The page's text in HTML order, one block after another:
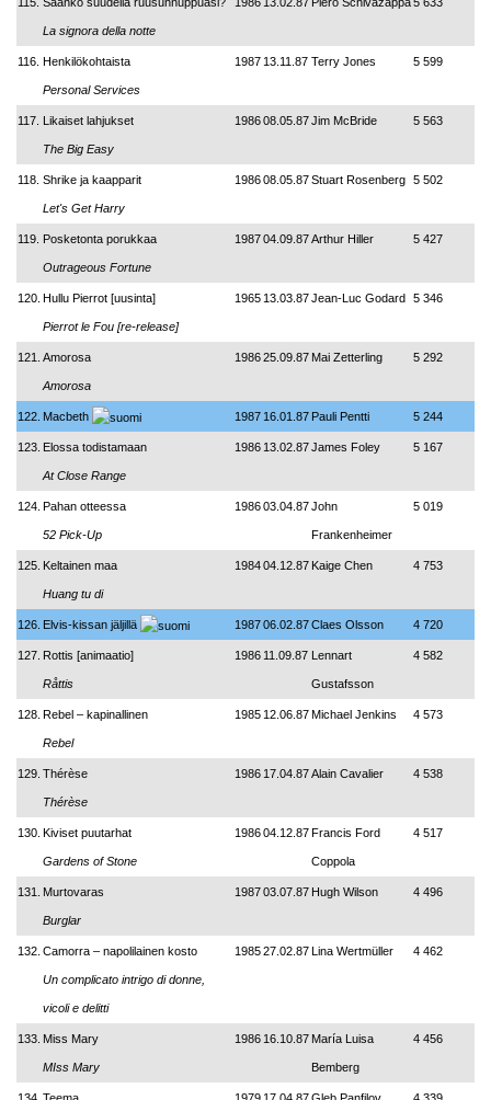
La signora della notte
116. Henkilökohtaista
Personal Services
1987 13.11.87 Terry Jones 5 599
117. Likaiset lahjukset
The Big Easy
198608.05.87Jim McBride 5 563
118. Shrike ja kaapparit
Let's Get Harry
198608.05.87Stuart Rosenberg 5 502
119. Posketonta porukkaa
Outrageous Fortune
198704.09.87Arthur Hiller 5 427
120. Hullu Pierrot [uusinta]
Pierrot le Fou [re-release]
1965 13.03.87Jean-Luc Godard 5 346
121. Amorosa
Amorosa
198625.09.87 Mai Zetterling 5 292
122. Macbeth 1987 16.01.87 Pauli Pentti 5 244
123. Elossa todistamaan
At Close Range
1986 13.02.87James Foley 5 167
124. Pahan otteessa
52 Pick-Up
198603.04.87John
Frankenheimer
5 019
125. Keltainen maa
Huang tu di
198404.12.87 Kaige Chen 4 753
126. Elvis-kissan jäljillä 198706.02.87Claes Olsson 4 720
127. Rottis [animaatio]
Råttis
1986 11.09.87 Lennart
Gustafsson
4 582
128. Rebel – kapinallinen
Rebel
1985 12.06.87Michael Jenkins 4 573
129. Thérèse
Thérèse
1986 17.04.87Alain Cavalier 4 538
130. Kiviset puutarhat
Gardens of Stone
198604.12.87Francis Ford
Coppola
4 517
131. Murtovaras
Burglar
198703.07.87 Hugh Wilson 4 496
132. Camorra – napolilainen kosto
Un complicato intrigo di donne,
vicoli e delitti
198527.02.87Lina Wertmüller 4 462
133. Miss Mary
MIss Mary
1986 16.10.87 María Luisa
Bemberg
4 456